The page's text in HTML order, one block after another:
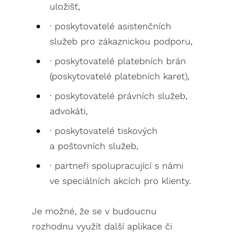
uložišť,
· poskytovatelé asistenčních
služeb pro zákaznickou podporu,
· poskytovatelé platebních brán
(poskytovatelé platebních karet),
· poskytovatelé právních služeb,
advokáti,
· poskytovatelé tiskových
a poštovních služeb,
· partneři spolupracující s námi
ve speciálních akcích pro klienty.
Je možné, že se v budoucnu
rozhodnu využít další aplikace či